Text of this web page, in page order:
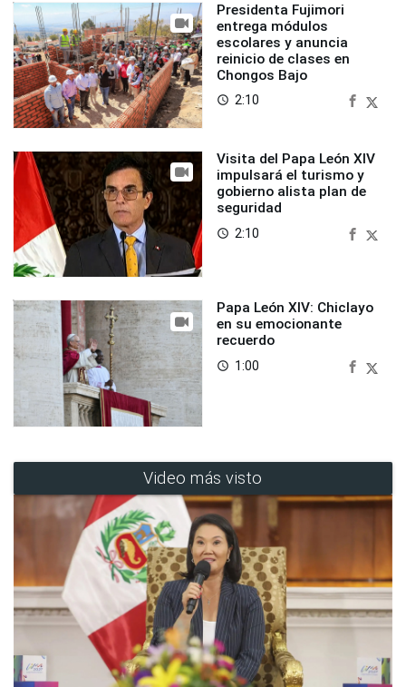
Presidenta Fujimori
entrega módulos
escolares y anuncia
reinicio de clases en
Chongos Bajo
access_time 2:10
Visita del Papa León XIV
impulsará el turismo y
gobierno alista plan de
seguridad
access_time 2:10
Papa León XIV: Chiclayo
en su emocionante
recuerdo
access_time 1:00
Video más visto